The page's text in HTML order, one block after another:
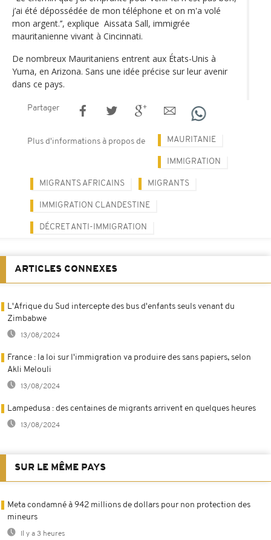
j’ai été dépossédée de mon téléphone et on m'a volé
mon argent.’’, explique Aissata Sall, immigrée
mauritanienne vivant à Cincinnati.
De nombreux Mauritaniens entrent aux États-Unis à
Yuma, en Arizona. Sans une idée précise sur leur avenir
dans ce pays.
Partager
Plus d'informations à propos de MAURITANIE
IMMIGRATION
MIGRANTS AFRICAINS MIGRANTS
IMMIGRATION CLANDESTINE
DÉCRET ANTI-IMMIGRATION
ARTICLES CONNEXES
L'Afrique du Sud intercepte des bus d'enfants seuls venant du
Zimbabwe
13/08/2024
France : la loi sur l'immigration va produire des sans papiers, selon
Akli Melouli
13/08/2024
Lampedusa : des centaines de migrants arrivent en quelques heures
13/08/2024
SUR LE MÊME PAYS
Meta condamné à 942 millions de dollars pour non protection des
mineurs
Il y a 3 heures